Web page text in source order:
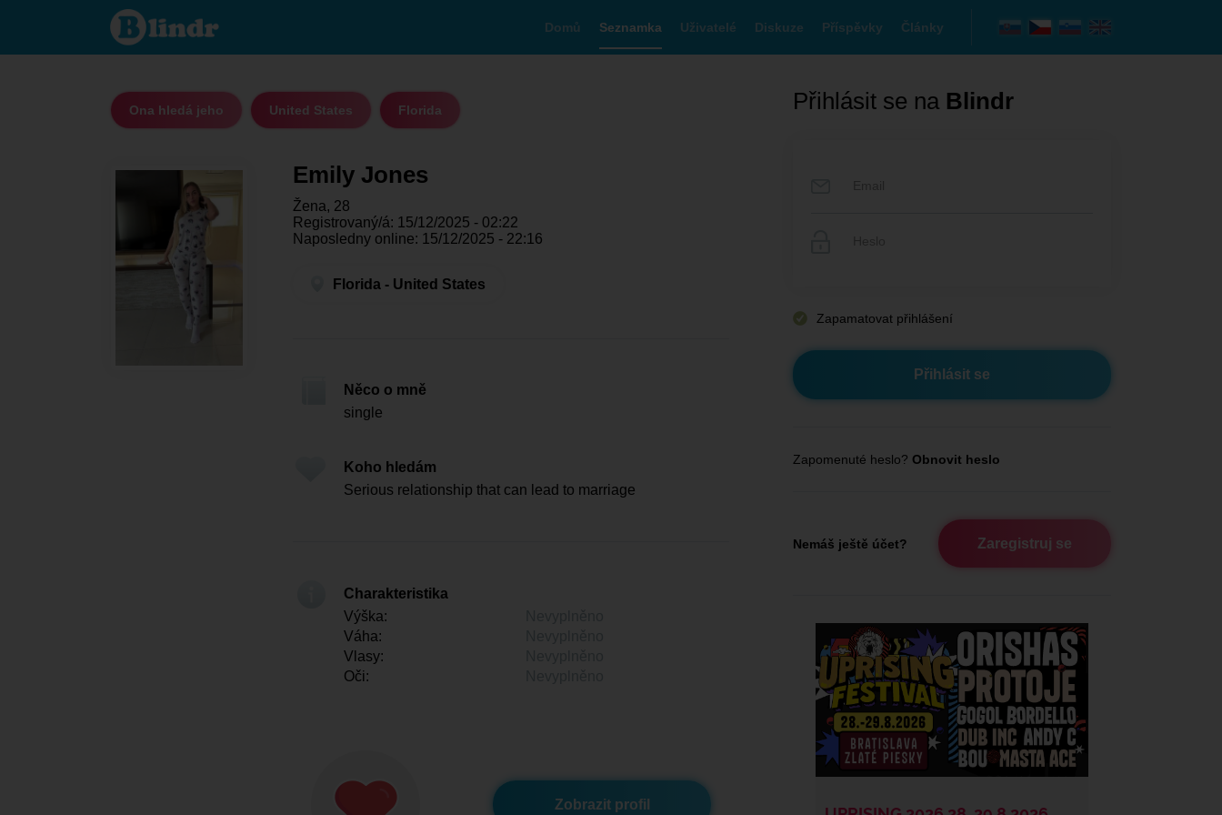
Emily
Jones
- Ona
Domů Seznamka Uživatelé Diskuze Příspěvky Články
Ona hledá jeho United States Florida
Emily Jones
Žena, 28
Registrovaný/á: 15/12/2025 - 02:22
Naposledny online: 15/12/2025 - 22:16
Florida - United States
Něco o mně
single
Koho hledám
Serious relationship that can lead to marriage
Charakteristika
Výška:
Váha:
Vlasy:
Oči:
Zobrazit profil
Přihlásit se na Blindr
Zapamatovat přihlášení
Zapomenuté heslo? Obnovit heslo
Nemáš ještě účet? Zaregistruj se